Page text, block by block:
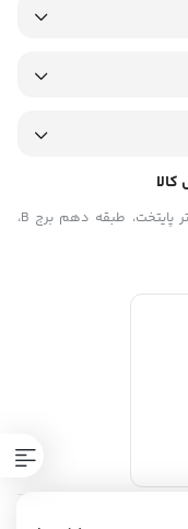
تقاطع خیابان ولیعصر و میرداماد، مجتمع کامپیوتر پایتخت، طبقه دهم برج B،
مقاصد غیرتجاری و با ذکر